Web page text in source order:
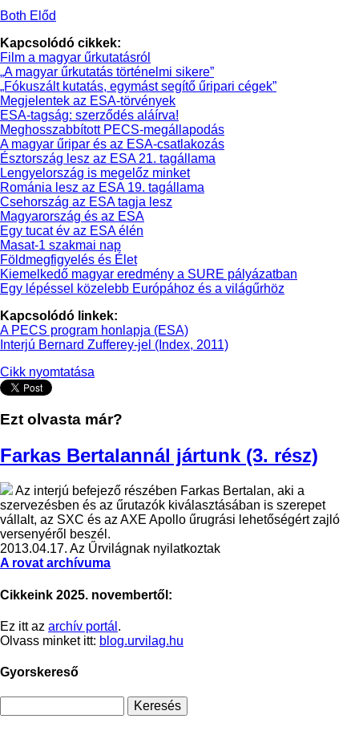
Both Előd
Kapcsolódó cikkek:
Film a magyar űrkutatásról
„A magyar űrkutatás történelmi sikere”
„Fókuszált kutatás, egymást segítő űripari cégek”
Megjelentek az ESA-törvények
ESA-tagság: szerződés aláírva!
Meghosszabbított PECS-megállapodás
A magyar űripar és az ESA-csatlakozás
Észtország lesz az ESA 21. tagállama
Lengyelország is megelőz minket
Románia lesz az ESA 19. tagállama
Csehország az ESA tagja lesz
Magyarország és az ESA
Egy tucat év az ESA élén
Masat-1 szakmai nap
Földmegfigyelés és Élet
Kiemelkedő magyar eredmény a SURE pályázatban
Egy lépéssel közelebb Európához és a világűrhöz
Kapcsolódó linkek:
A PECS program honlapja (ESA)
Interjú Bernard Zufferey-jel (Index, 2011)
Cikk nyomtatása
Ezt olvasta már?
Farkas Bertalannál jártunk (3. rész)
Az interjú befejező részében Farkas Bertalan, aki a
szervezésben és az űrutazók kiválasztásában is szerepet
vállalt, az SXC és az AXE Apollo űrugrási lehetőségért zajló
versenyéről beszél.
2013.04.17. Az Űrvilágnak nyilatkoztak
A rovat archívuma
Cikkeink 2025. novembertől:
Ez itt az archív portál .
Olvass minket itt: blog.urvilag.hu
Gyorskereső